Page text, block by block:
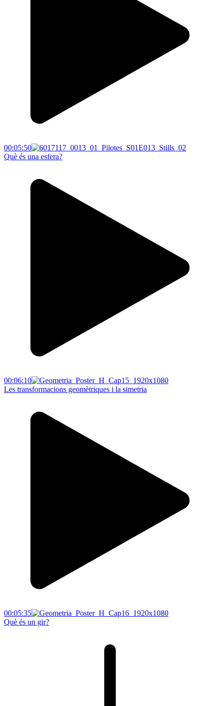
00:05:50
Què és una esfera?
00:06:10
Les transformacions geomètriques i la simetria
00:05:35
Què és un gir?